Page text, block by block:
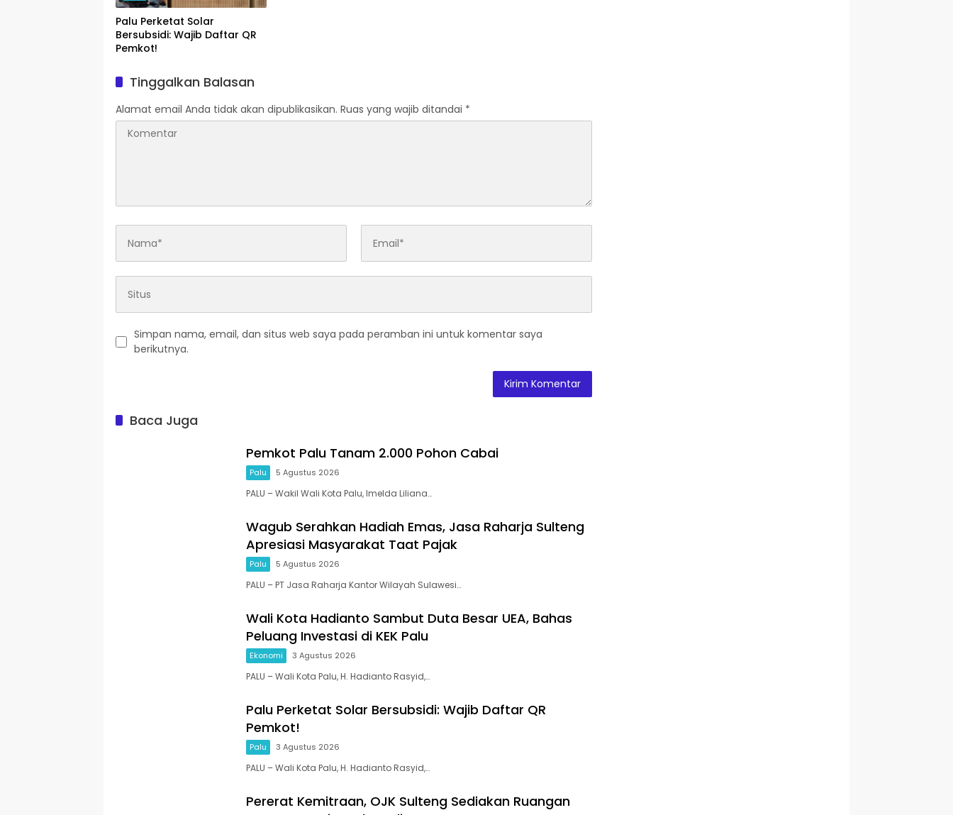
Palu Perketat Solar
Bersubsidi: Wajib Daftar QR
Pemkot!
Tinggalkan Balasan
Alamat email Anda tidak akan dipublikasikan. Ruas yang wajib ditandai *
Simpan nama, email, dan situs web saya pada peramban ini untuk komentar saya
berikutnya.
Baca Juga
Pemkot Palu Tanam 2.000 Pohon Cabai
Palu 5 Agustus 2026
PALU – Wakil Wali Kota Palu, Imelda Liliana…
Wagub Serahkan Hadiah Emas, Jasa Raharja Sulteng
Apresiasi Masyarakat Taat Pajak
Palu 5 Agustus 2026
PALU – PT Jasa Raharja Kantor Wilayah Sulawesi…
Wali Kota Hadianto Sambut Duta Besar UEA, Bahas
Peluang Investasi di KEK Palu
Ekonomi 3 Agustus 2026
PALU – Wali Kota Palu, H. Hadianto Rasyid,…
Palu Perketat Solar Bersubsidi: Wajib Daftar QR
Pemkot!
Palu 3 Agustus 2026
PALU – Wali Kota Palu, H. Hadianto Rasyid,…
Pererat Kemitraan, OJK Sulteng Sediakan Ruangan